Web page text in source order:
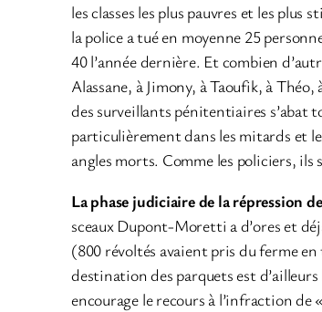
les classes les plus pauvres et les plus
la police a tué en moyenne 25
40 l’année dernière. Et combien
Alassane, à Jimony, à Taoufik, à
des surveillants pénitentiaires s’abat
particulièrement dans les mitards et
angles morts. Comme les policiers,
La phase judiciaire de la répression
sceaux Dupont-Moretti a d’ores et
(800 révoltés avaient pris du ferme
destination des parquets est
encourage le recours à l’infraction